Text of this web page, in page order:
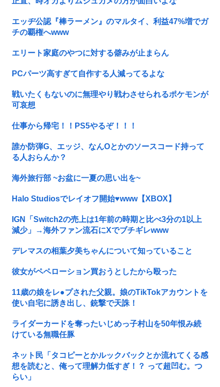
エッヂ公認『棒ラーメン』のマルタイ、利益47%増でガ
チの覇権へwww
エリート家庭のやつに対する僻みが止まらん
PCパーツ高すぎて自作する人減ってるよな
戦いたくもないのに無理やり戦わさせられるポケモンが
可哀想
仕事から帰宅！！PS5やるぞ！！！
誰か防弾G、エッジ、なんOとかのソースコード持って
る人おらんか？
海外旅行部 ~お盆に一夏の思い出を~
Halo Studiosでレイオフ開始♥www【XBOX】
IGN「Switch2の売上は1年前の時期と比べ3分の1以上
減少」→海外ファン流石にXでブチギレwww
デレマスの相葉夕美ちゃんについて知っていること
彼女がペペローション買おうとしたから殴った
11歳の娘をレ●プされた父親。娘のTikTokアカウントを
使い自宅に誘き出し、銃撃で天誅！
ライダーカードを奪ったいじめっ子村山を50年恨み続
けている無職任豚
ネット民「タコピーとかルックバックとか流れてくる感
想を読むと、俺って理解力低すぎ！？ って超凹む。つ
らい」